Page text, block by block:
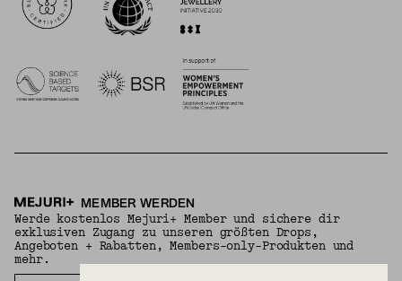
MEMBER WERDEN
Werde kostenlos Mejuri+ Member und sichere dir
exklusiven Zugang zu unseren größten Drops,
Angeboten + Rabatten, Members-only-Produkten und
mehr.